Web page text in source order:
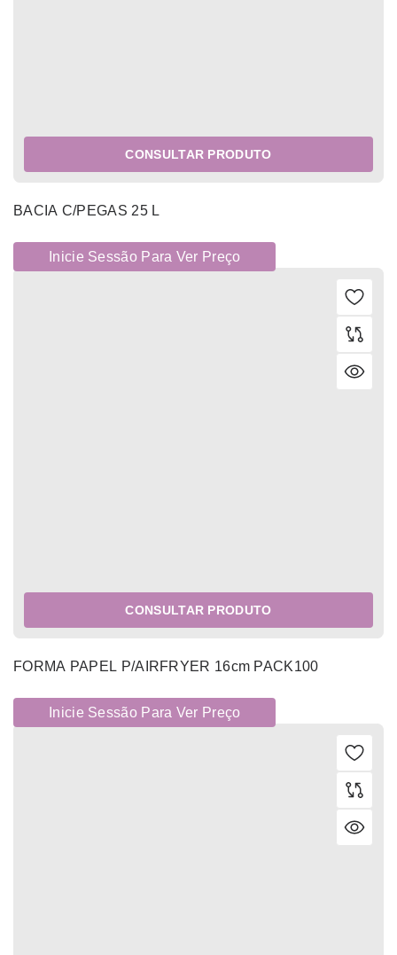
CONSULTAR PRODUTO
BACIA C/PEGAS 25 L
Inicie Sessão Para Ver Preço
CONSULTAR PRODUTO
FORMA PAPEL P/AIRFRYER 16cm PACK100
Inicie Sessão Para Ver Preço